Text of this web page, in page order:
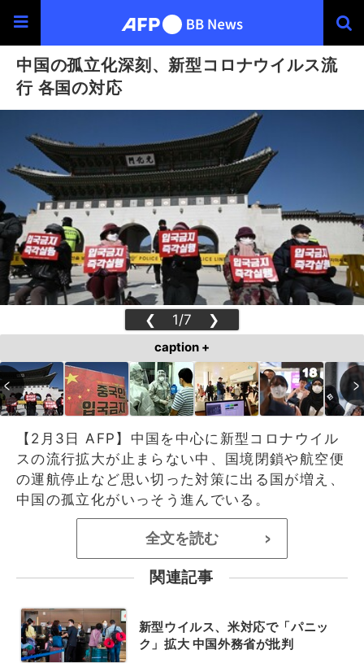
中国の孤立化深刻、新型コロナウイルス流
行 各国の対応
❮ 1/7 ❯
caption +
【2月3日 AFP】中国を中心に新型コロナウイル
スの流行拡大が止まらない中、国境閉鎖や航空便
の運航停止など思い切った対策に出る国が増え、
中国の孤立化がいっそう進んでいる。
全文を読む >
関連記事
新型ウイルス、米対応で「パニッ
ク」拡大 中国外務省が批判